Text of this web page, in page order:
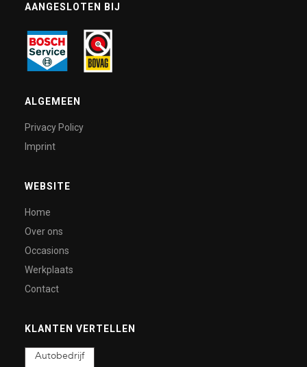
AANGESLOTEN BIJ
ALGEMEEN
Privacy Policy
Imprint
WEBSITE
Home
Over ons
Occasions
Werkplaats
Contact
KLANTEN VERTELLEN
Autobedrijf